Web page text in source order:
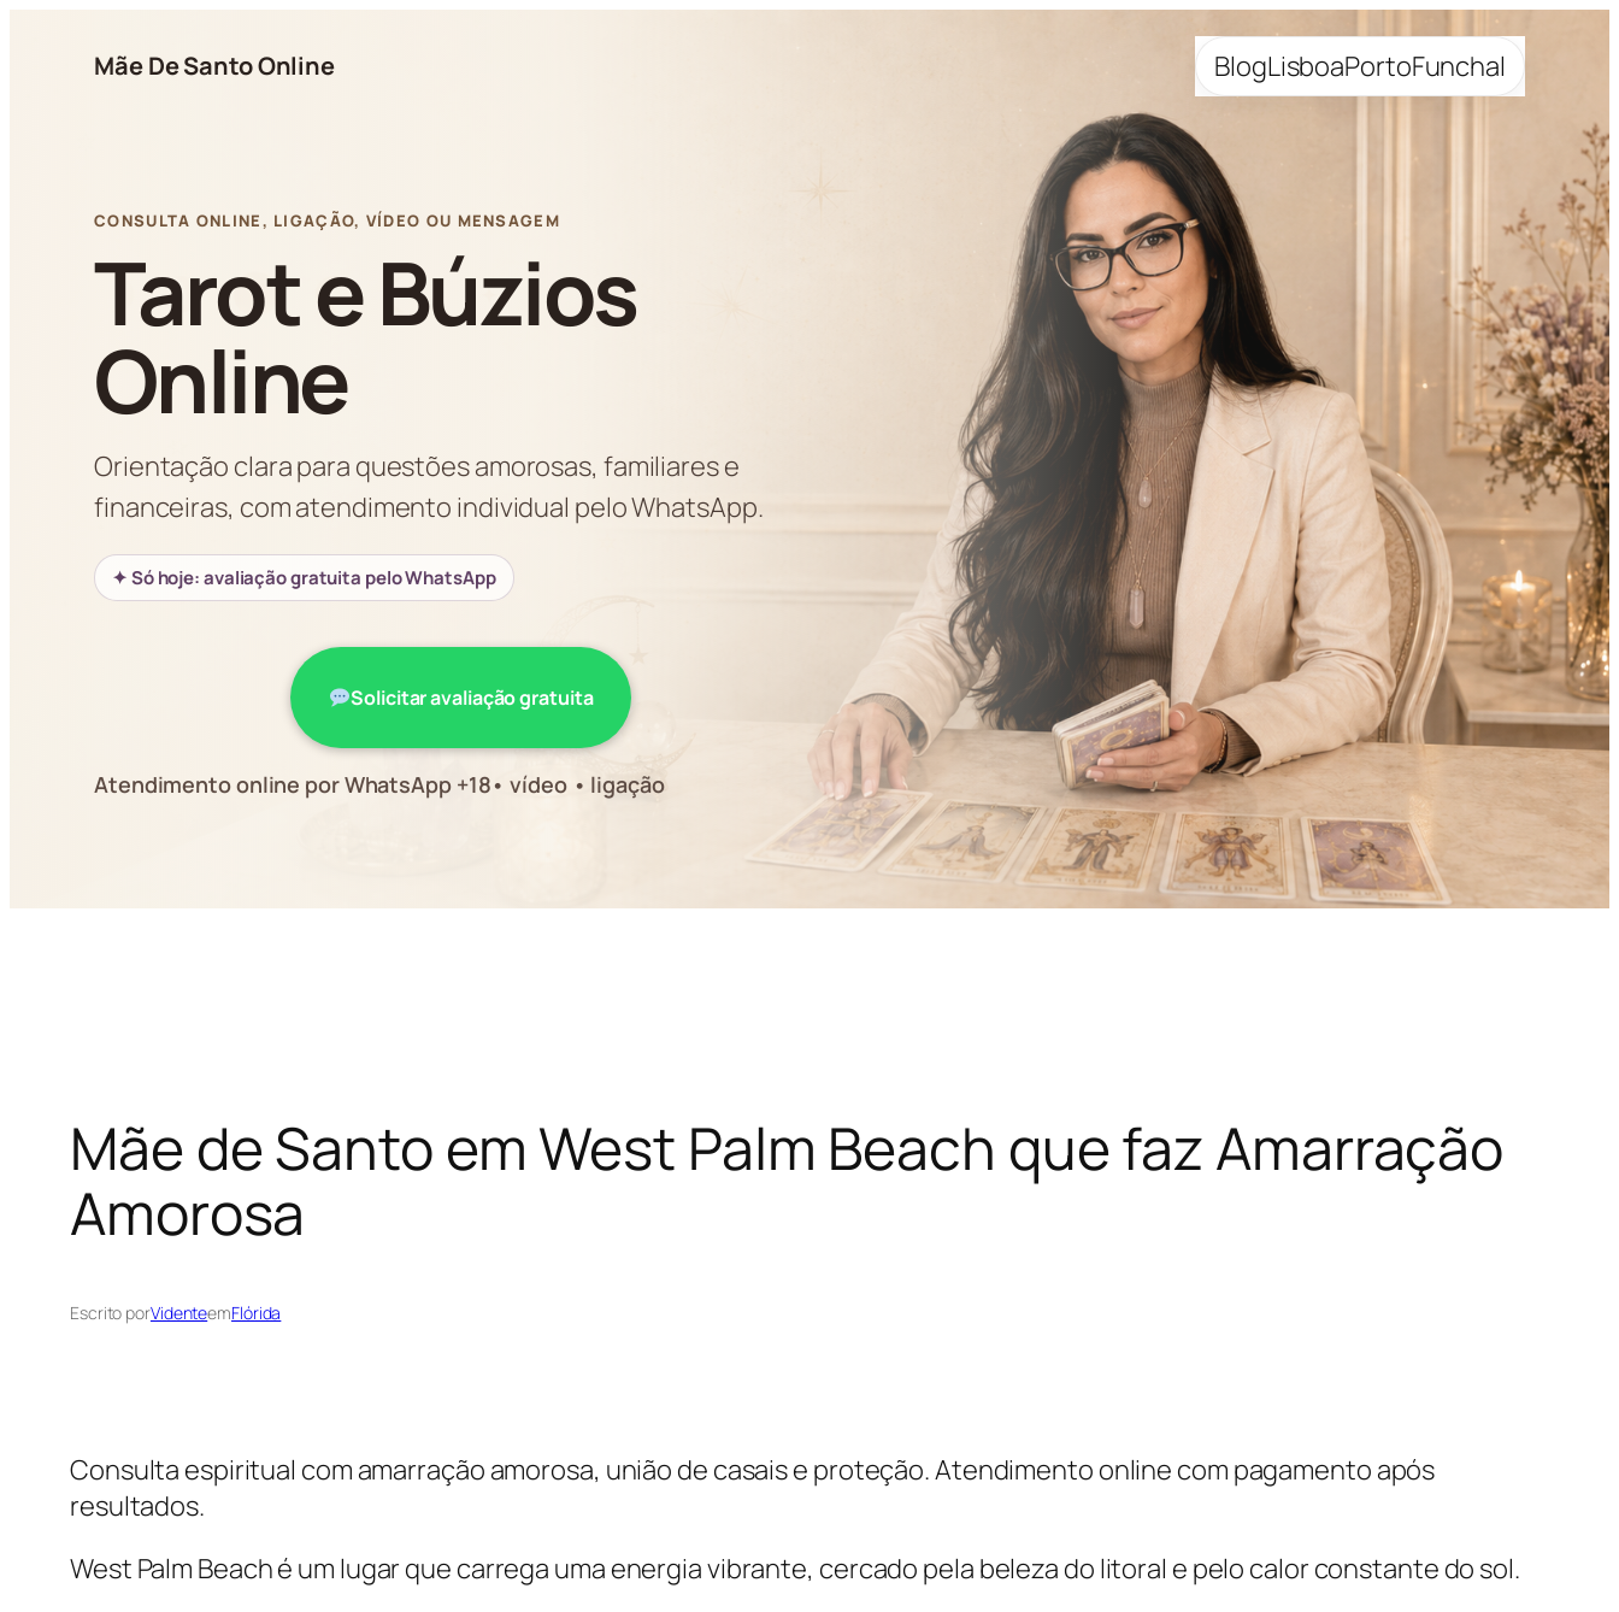
Mãe De Santo Online BlogLisboaPortoFunchal
CONSULTA ONLINE, LIGAÇÃO, VÍDEO OU MENSAGEM
Tarot e Búzios
Online
Orientação clara para questões amorosas, familiares e
financeiras, com atendimento individual pelo WhatsApp.
✦ Só hoje: avaliação gratuita pelo WhatsApp
Solicitar avaliação gratuita
Atendimento online por WhatsApp +18• vídeo • ligação
Mãe de Santo em West Palm Beach que faz Amarração
Amorosa
Escrito porVidenteemFlórida
Consulta espiritual com amarração amorosa, união de casais e proteção. Atendimento online com pagamento após
resultados.
West Palm Beach é um lugar que carrega uma energia vibrante, cercado pela beleza do litoral e pelo calor constante do sol.